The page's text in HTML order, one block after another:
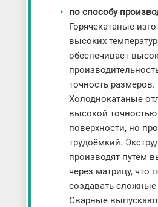
по способу
Горячекатаные
высоких
обеспечивает
точность размеров.
Холоднокатаные
высокой
поверхности, но
трудоёмкий.
производят путём
через матрицу, что
создавать
Сварные